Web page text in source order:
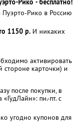
Рико - бесплатно!
Рико в Россию
1150 р. И никаких
активировать
карточки) и
после покупки, в
пн.-пт. с
угодно купонов для